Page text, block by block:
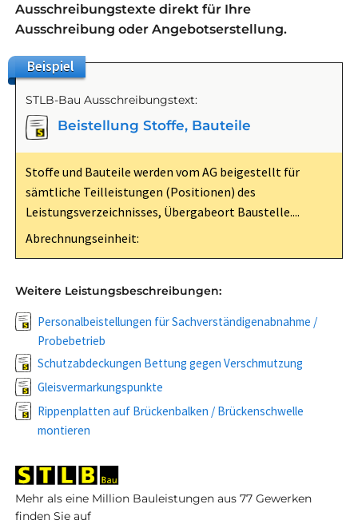
Ausschreibungstexte direkt für Ihre
Ausschreibung oder Angebotserstellung.
Beispiel
STLB-Bau Ausschreibungstext:
Beistellung Stoffe, Bauteile
Stoffe und Bauteile werden vom AG beigestellt für
sämtliche Teilleistungen (Positionen) des
Leistungsverzeichnisses, Übergabeort Baustelle....
Abrechnungseinheit:
Weitere Leistungsbeschreibungen:
Personalbeistellungen für Sachverständigenabnahme /
Probebetrieb
Schutzabdeckungen Bettung gegen Verschmutzung
Gleisvermarkungspunkte
Rippenplatten auf Brückenbalken / Brückenschwelle
montieren
Mehr als eine Million Bauleistungen aus 77 Gewerken
finden Sie auf